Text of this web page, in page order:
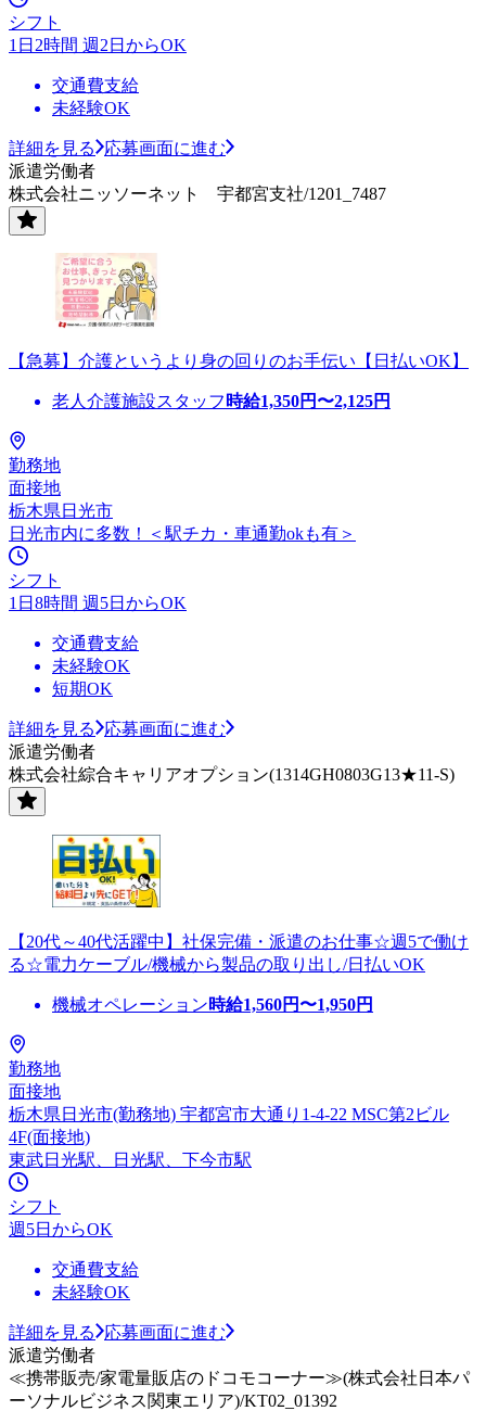
シフト
1日2時間 週2日からOK
交通費支給
未経験OK
詳細を見る
応募画面に進む
派遣労働者
株式会社ニッソーネット 宇都宮支社/1201_7487
【急募】介護というより身の回りのお手伝い【日払いOK】
老人介護施設スタッフ 時給1,350円〜2,125円
勤務地
面接地
栃木県日光市
日光市内に多数！＜駅チカ・車通勤okも有＞
シフト
1日8時間 週5日からOK
交通費支給
未経験OK
短期OK
詳細を見る
応募画面に進む
派遣労働者
株式会社綜合キャリアオプション(1314GH0803G13★11-S)
【20代～40代活躍中】社保完備・派遣のお仕事☆週5で働け
る☆電力ケーブル/機械から製品の取り出し/日払いOK
機械オペレーション時給1,560円〜1,950円
勤務地
面接地
栃木県日光市(勤務地) 宇都宮市大通り1-4-22 MSC第2ビル
4F(面接地)
東武日光駅、日光駅、下今市駅
シフト
週5日からOK
交通費支給
未経験OK
詳細を見る
応募画面に進む
派遣労働者
≪携帯販売/家電量販店のドコモコーナー≫(株式会社日本パ
ーソナルビジネス関東エリア)/KT02_01392